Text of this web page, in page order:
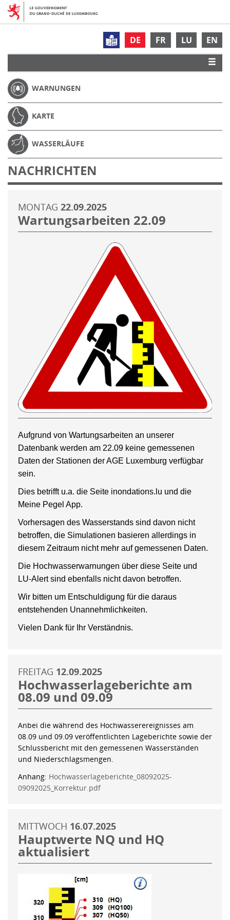
DE FR LU EN
WARNUNGEN
KARTE
WASSERLÄUFE
NACHRICHTEN
MONTAG 22.09.2025
Wartungsarbeiten 22.09
Aufgrund von Wartungsarbeiten an unserer
Datenbank werden am 22.09 keine gemessenen
Daten der Stationen der AGE Luxemburg verfügbar
sein.
Dies betrifft u.a. die Seite inondations.lu und die
Meine Pegel App.
Vorhersagen des Wasserstands sind davon nicht
betroffen, die Simulationen basieren allerdings in
diesem Zeitraum nicht mehr auf gemessenen Daten.
Die Hochwasserwarnungen über diese Seite und
LU-Alert sind ebenfalls nicht davon betroffen.
Wir bitten um Entschuldigung für die daraus
entstehenden Unannehmlichkeiten.
Vielen Dank für Ihr Verständnis.
FREITAG 12.09.2025
Hochwasserlageberichte am
08.09 und 09.09
Anbei die während des Hochwasserereignisses am
08.09 und 09.09 veröffentlichten Lageberichte sowie der
Schlussbericht mit den gemessenen Wasserständen
und Niederschlagsmengen.
Anhang: Hochwasserlageberichte_08092025-
09092025_Korrektur.pdf
MITTWOCH 16.07.2025
Hauptwerte NQ und HQ
aktualisiert